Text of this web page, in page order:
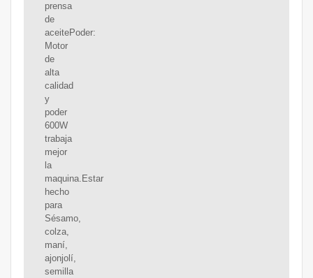
prensa
de
aceitePoder:
Motor
de
alta
calidad
y
poder
600W
trabaja
mejor
la
maquina.Estar
hecho
para
Sésamo,
colza,
maní,
ajonjolí,
semilla